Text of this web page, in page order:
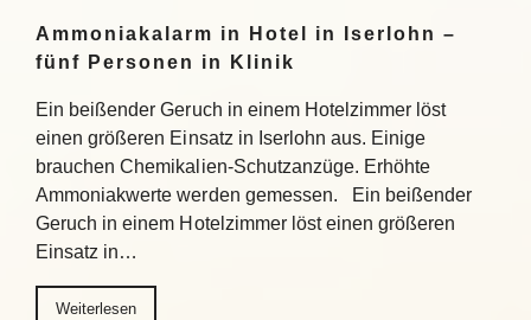
Ammoniakalarm in Hotel in Iserlohn –
fünf Personen in Klinik
Ein beißender Geruch in einem Hotelzimmer löst
einen größeren Einsatz in Iserlohn aus. Einige
brauchen Chemikalien-Schutzanzüge. Erhöhte
Ammoniakwerte werden gemessen. Ein beißender
Geruch in einem Hotelzimmer löst einen größeren
Einsatz in…
Weiterlesen